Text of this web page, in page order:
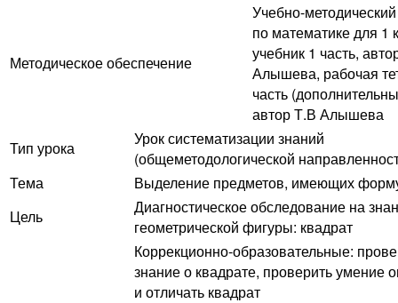
Методическое обеспечение
Учебно-
по математике для 1
учебник 1 часть,
Алышева, рабочая
часть
автор Т.В Алышева
Тип урока
Урок систематизации знаний
(общеметодологической
Тема
Выделение предметов, имеющих
Цель
Диагностическое обследование на
геометрической фигуры: квадрат
Коррекционно-образовательные:
знание о квадрате, проверить умение
и отличать квадрат